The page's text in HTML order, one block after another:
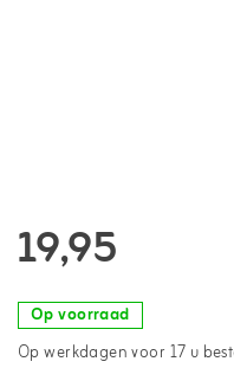
19,95
Op voorraad
Op werkdagen voor 17 u